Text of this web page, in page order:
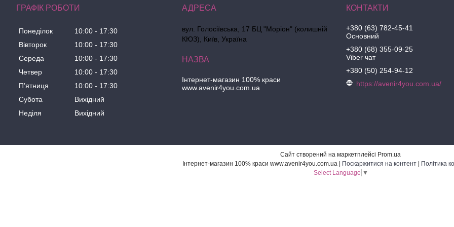
ГРАФІК РОБОТИ
Понеділок 10:00
17:30
Вівторок
10:00
17:30
Середа
10:00
17:30
Четвер
10:00
17:30
Пʼятниця
10:00
17:30
Субота
Вихідний
Неділя
Вихідний
вул. Голосіївська, 17 БЦ "Моріон" (колишній
КЮЗ), Київ, Україна
Інтернет-магазин 100% краси
www.avenir4you.com.ua
+380 (63) 782-45-41
Основний
+380 (68) 355-09-25
Viber чат
+380 (50) 254-94-12
https://avenir4you.com.ua/
Сайт створений на маркетплейсі Prom.ua
Інтернет-магазин 100% краси www.avenir4you.com.ua | Поскаржитися на контент | Політика
Select Language ▼